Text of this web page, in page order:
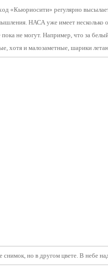
«Кьюриосити» регулярно
НАСА уже имеет несколько
не могут. Например, что за
хотя и малозаметные, шарики
снимок, но в другом цвете. В небе